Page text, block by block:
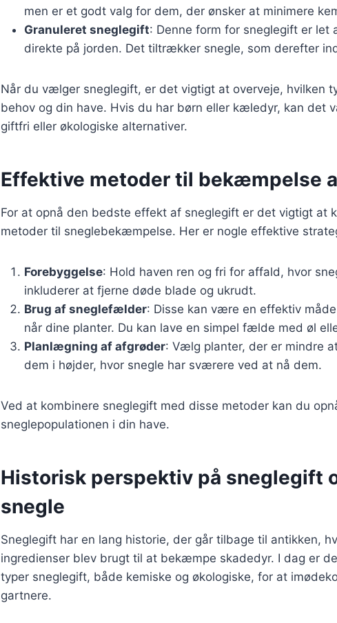
men er et godt valg for dem, der ønsker at minimere
Granuleret sneglegift: Denne form for sneglegift er let
direkte på jorden. Det tiltrækker snegle, som derefter
Når du vælger sneglegift, er det vigtigt at overveje, hvilken
behov og din have. Hvis du har børn eller kæledyr, kan det
giftfri eller økologiske alternativer.
Effektive metoder til bekæmpelse
For at opnå den bedste effekt af sneglegift er det vigtigt at
metoder til sneglebekæmpelse. Her er nogle effektive
Forebyggelse: Hold haven ren og fri for affald, hvor
inkluderer at fjerne døde blade og ukrudt.
Brug af sneglefælder: Disse kan være en effektiv
når dine planter. Du kan lave en simpel fælde med øl
Planlægning af afgrøder: Vælg planter, der er mindre
dem i højder, hvor snegle har sværere ved at nå dem.
Ved at kombinere sneglegift med disse metoder kan du
sneglepopulationen i din have.
Historisk perspektiv på sneglegift
snegle
Sneglegift har en lang historie, der går tilbage til antikken,
ingredienser blev brugt til at bekæmpe skadedyr. I dag er
typer sneglegift, både kemiske og økologiske, for at
gartnere.